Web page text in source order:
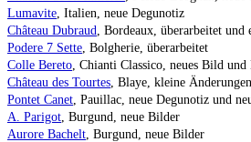
Lumavite, Italien, neue Degunotiz
Château Dubraud, Bordeaux, überarbeitet und
Podere 7 Sette, Bolgherie, überarbeitet
Colle Bereto, Chianti Classico, neues Bild und
Château des Tourtes, Blaye, kleine Änderungen
Pontet Canet, Pauillac, neue Degunotiz und
A. Parigot, Burgund, neue Bilder
Aurore Bachelt, Burgund, neue Bilder